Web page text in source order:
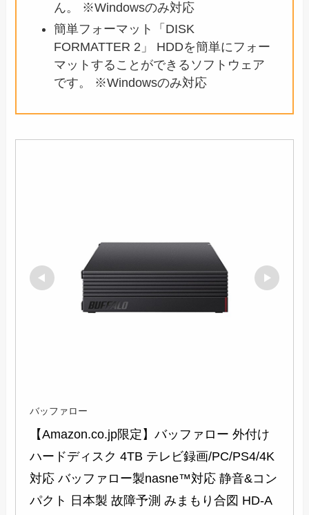
ん。 ※Windowsのみ対応
簡単フォーマット「DISK
FORMATTER 2」 HDDを簡単にフォー
マットすることができるソフトウェア
です。 ※Windowsのみ対応
バッファロー
【Amazon.co.jp限定】バッファロー 外付け
ハードディスク 4TB テレビ録画/PC/PS4/4K
対応 バッファロー製nasne™対応 静音&コン
パクト 日本製 故障予測 みまもり合図 HD-A